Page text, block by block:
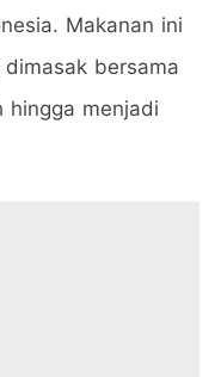
Makanan ini
bersama
hingga menjadi